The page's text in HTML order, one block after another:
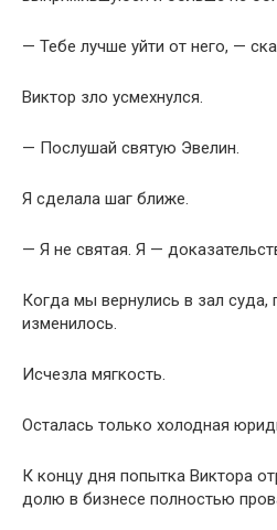
— Тебе лучше уйти от него, —
Виктор зло усмехнулся.
— Послушай святую Эвелин.
Я сделала шаг ближе.
— Я не святая. Я —
Когда мы вернулись в зал суда,
изменилось.
Исчезла мягкость.
Осталась только холодная
К концу дня попытка Виктора
долю в бизнесе полностью